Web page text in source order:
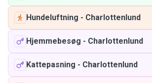
Hundeluftning - Charlottenlund
Hjemmebesøg - Charlottenlund
Kattepasning - Charlottenlund